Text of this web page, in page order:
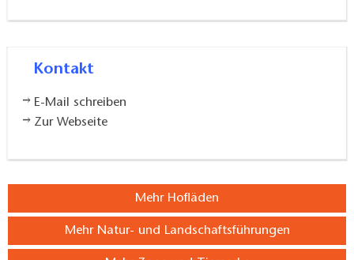
Kontakt
E-Mail schreiben
Zur Webseite
Mehr Hofläden
Mehr Natur- und Landschaftsführungen